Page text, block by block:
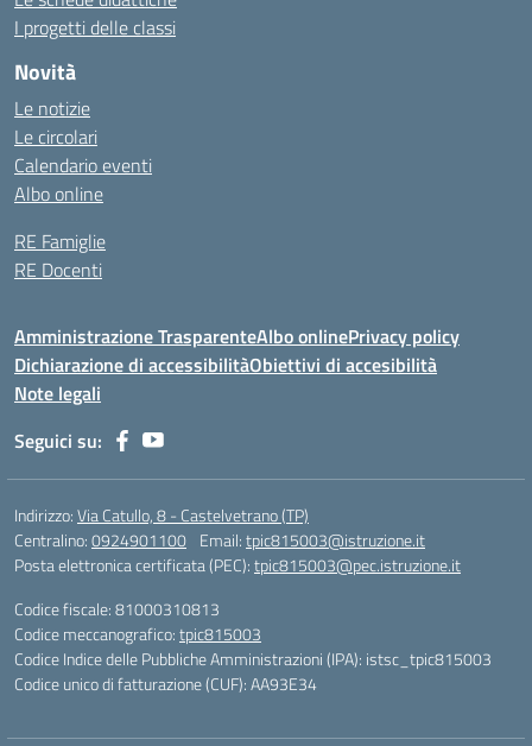
I progetti delle classi
Novità
Le notizie
Le circolari
Calendario eventi
Albo online
RE Famiglie
RE Docenti
Amministrazione TrasparenteAlbo onlinePrivacy policy
Dichiarazione di accessibilitàObiettivi di accesibilità
Note legali
Seguici su:
Indirizzo:Via Catullo, 8 - Castelvetrano (TP)
Centralino:0924901100 Email:tpic815003@istruzione.it
Posta elettronica certificata (PEC):tpic815003@pec.istruzione.it
Codice fiscale: 81000310813
Codice meccanografico:tpic815003
Codice Indice delle Pubbliche Amministrazioni (IPA): istsc_tpic815003
Codice unico di fatturazione (CUF): AA93E34